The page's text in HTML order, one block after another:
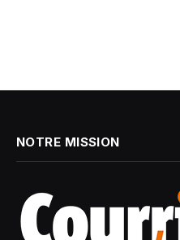
NOTRE MISSION